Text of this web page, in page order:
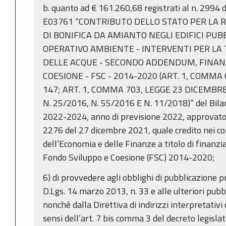
b. quanto ad € 161.260,68 registrati al n. 2994
E03761 “CONTRIBUTO DELLO STATO PER LA
DI BONIFICA DA AMIANTO NEGLI EDIFICI
OPERATIVO AMBIENTE - INTERVENTI PER LA
DELLE ACQUE - SECONDO ADDENDUM,
COESIONE - FSC - 2014-2020 (ART. 1,
147; ART. 1, COMMA 703, LEGGE 23
N. 25/2016, N. 55/2016 E N. 11/2018)” del
2022-2024, anno di previsione 2022,
2276 del 27 dicembre 2021, quale credito nei
dell’Economia e delle Finanze a titolo di
Fondo Sviluppo e Coesione (FSC) 2014-2020;
6) di provvedere agli obblighi di pubblicazione
D.Lgs. 14 marzo 2013, n. 33 e alle ulteriori
nonché dalla Direttiva di indirizzi interpretativi
sensi dell’art. 7 bis comma 3 del decreto